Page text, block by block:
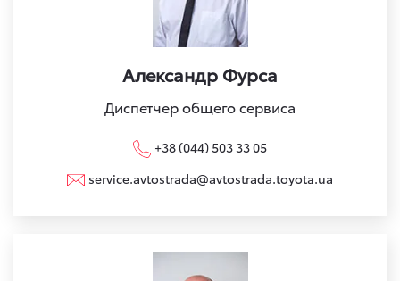
Александр Фурса
Диспетчер общего сервиса
+38 (044) 503 33 05
service.avtostrada@avtostrada.toyota.ua